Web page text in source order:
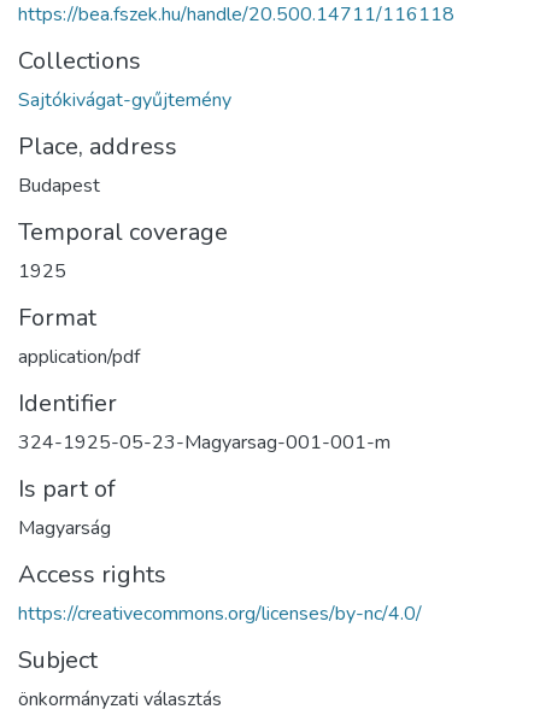
https://bea.fszek.hu/handle/20.500.14711/116118
Collections
Sajtókivágat-gyűjtemény
Place, address
Budapest
Temporal coverage
1925
Format
application/pdf
Identifier
324-1925-05-23-Magyarsag-001-001-m
Is part of
Magyarság
Access rights
https://creativecommons.org/licenses/by-nc/4.0/
Subject
önkormányzati választás